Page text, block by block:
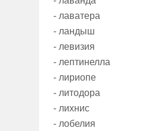
- лаватера
- ландыш
- левизия
- лептинелла
- лириопе
- литодора
- лихнис
- лобелия